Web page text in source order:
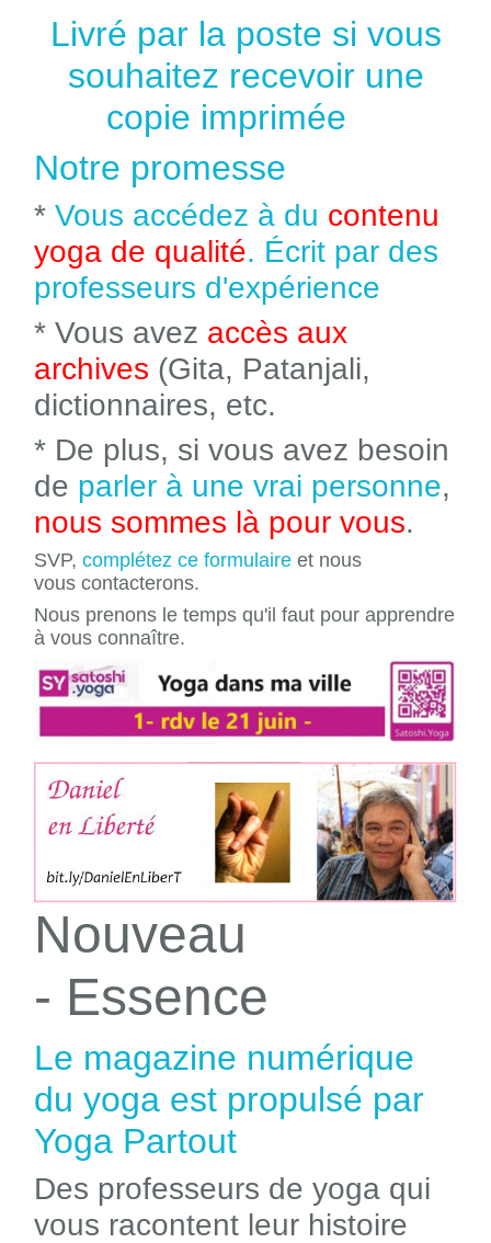
Livré par la poste si vous
souhaitez recevoir une
copie imprimée
Notre promesse
* Vous accédez à du contenu
yoga de qualité. Écrit par des
professeurs d'expérience
* Vous avez accès aux
archives (Gita, Patanjali,
dictionnaires, etc.
* De plus, si vous avez besoin
de parler à une vrai personne,
nous sommes là pour vous.
SVP, complétez ce formulaire et nous
vous contacterons.
Nous prenons le temps qu'il faut pour apprendre
à vous connaître.
Nouveau
- Essence
Le magazine numérique
du yoga est propulsé par
Yoga Partout
Des professeurs de yoga qui
vous racontent leur histoire